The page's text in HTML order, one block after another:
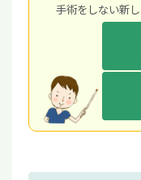
手術をしない新